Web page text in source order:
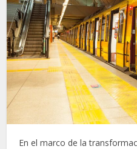
En el marco de la